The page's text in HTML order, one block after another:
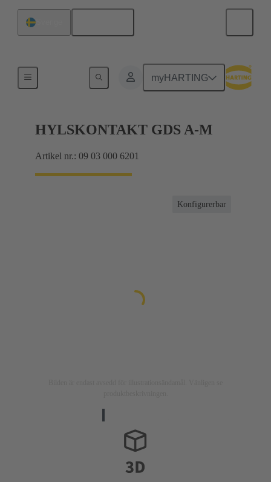
myHARTING
HYLSKONTAKT GDS A-M
Artikel nr.: 09 03 000 6201
Konfigurerbar